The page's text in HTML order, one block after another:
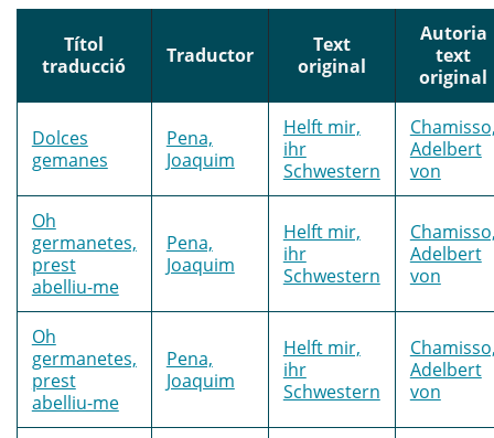
Títol
traducció
Traductor
Text
original
Autoria
text
original
Dolces
gemanes
Pena,
Joaquim
Helft mir,
ihr
Schwestern
Adelbert
von
Oh
germanetes,
prest
abelliu-me
Pena,
Joaquim
Helft mir,
ihr
Schwestern
Adelbert
von
Oh
germanetes,
prest
abelliu-me
Pena,
Joaquim
Helft mir,
ihr
Schwestern
Adelbert
von